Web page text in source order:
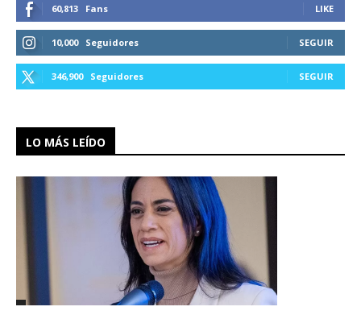
60,813 Fans LIKE
10,000 Seguidores SEGUIR
346,900 Seguidores SEGUIR
LO MÁS LEÍDO